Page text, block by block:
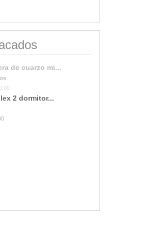
de cuarzo mi...
2 dormitor...